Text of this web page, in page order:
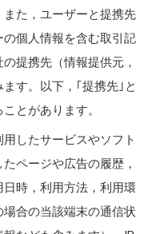
た，ユーザーと提携先
個人情報を含む取引記
提携先（情報提供元，
す。以下，｢提携先｣と
とがあります。
したサービスやソフト
ページや広告の履歴，
時，利用方法，利用環
合の当該端末の通信状